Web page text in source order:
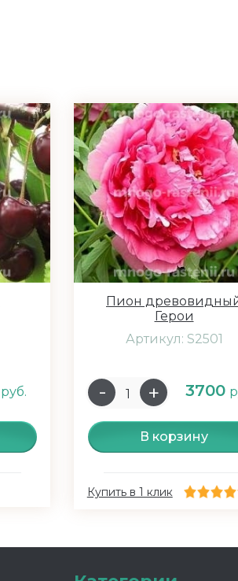
руб.
Пион
Герои
Артикул: S2501
3700
В корзину
Купить в 1 клик